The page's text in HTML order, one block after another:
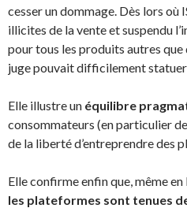
cesser un dommage. Dès lors où
illicites de la vente et suspendu
pour tous les produits autres
juge pouvait difficilement
Elle illustre un équilibre
consommateurs (en particulier
de la liberté d’entreprendre des
Elle confirme enfin que, même
les plateformes sont tenues